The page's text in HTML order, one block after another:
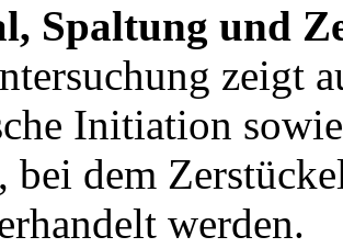
Spaltung und
zeigt
Initiation
bei dem
werden.